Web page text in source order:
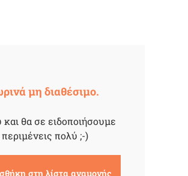
μη διαθέσιμο.
θα σε ειδοποιήσουμε
πολύ ;-)